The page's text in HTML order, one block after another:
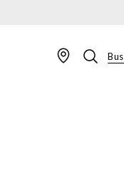
Buscar